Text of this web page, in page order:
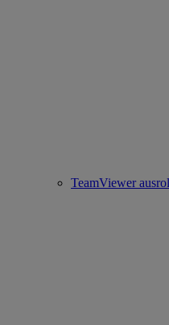
TeamViewer